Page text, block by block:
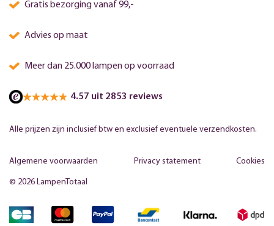
Gratis bezorging vanaf 99,-
Advies op maat
Meer dan 25.000 lampen op voorraad
4.57 uit 2853 reviews
Alle prijzen zijn inclusief btw en exclusief eventuele verzendkosten.
© 2026 LampenTotaal
Algemene voorwaarden Privacy statement Cookies